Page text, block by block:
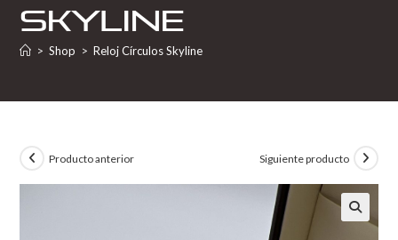
Skyline
> Shop > Reloj Círculos Skyline
Producto anterior Siguiente producto